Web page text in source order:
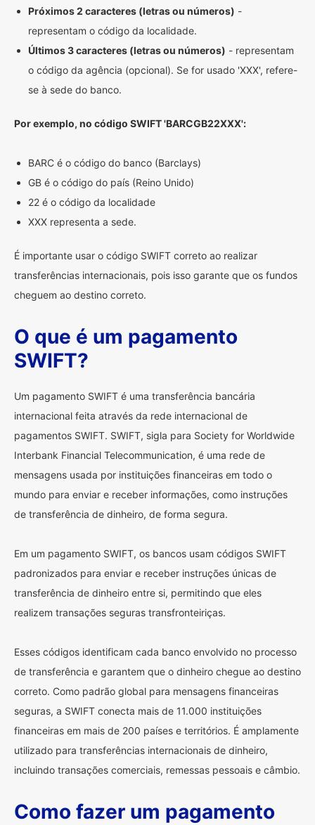
Próximos 2 caracteres (letras ou números) -
representam o código da localidade.
Últimos 3 caracteres (letras ou números) - representam
o código da agência (opcional). Se for usado 'XXX', refere-
se à sede do banco.
Por exemplo, no código SWIFT 'BARCGB22XXX':
BARC é o código do banco (Barclays)
GB é o código do país (Reino Unido)
22 é o código da localidade
XXX representa a sede.
É importante usar o código SWIFT correto ao realizar
transferências internacionais, pois isso garante que os fundos
cheguem ao destino correto.
O que é um pagamento
SWIFT?
Um pagamento SWIFT é uma transferência bancária
internacional feita através da rede internacional de
pagamentos SWIFT. SWIFT, sigla para Society for Worldwide
Interbank Financial Telecommunication, é uma rede de
mensagens usada por instituições financeiras em todo o
mundo para enviar e receber informações, como instruções
de transferência de dinheiro, de forma segura.
Em um pagamento SWIFT, os bancos usam códigos SWIFT
padronizados para enviar e receber instruções únicas de
transferência de dinheiro entre si, permitindo que eles
realizem transações seguras transfronteiriças.
Esses códigos identificam cada banco envolvido no processo
de transferência e garantem que o dinheiro chegue ao destino
correto. Como padrão global para mensagens financeiras
seguras, a SWIFT conecta mais de 11.000 instituições
financeiras em mais de 200 países e territórios. É amplamente
utilizado para transferências internacionais de dinheiro,
incluindo transações comerciais, remessas pessoais e câmbio.
Como fazer um pagamento